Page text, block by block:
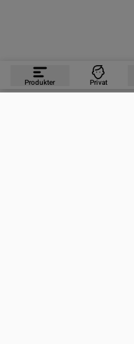
Produkter Privat